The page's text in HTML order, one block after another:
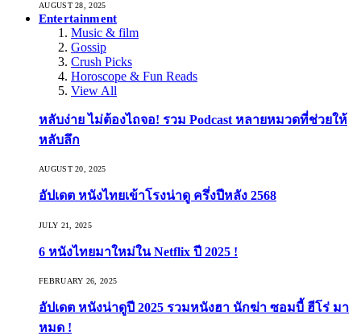
AUGUST 28, 2025
Entertainment
Music & film
Gossip
Crush Picks
Horoscope & Fun Reads
View All
หลับง่าย ไม่ต้องไถจอ! รวม Podcast หลายหมวดที่ช่วยให้
หลับลึก
AUGUST 20, 2025
อัปเดต หนังไทยเข้าโรงน่าดู ครึ่งปีหลัง 2568
JULY 21, 2025
6 หนังไทยมาใหม่ใน Netflix ปี 2025 !
FEBRUARY 26, 2025
อัปเดต หนังน่าดูปี 2025 รวมหนังฮา นักฆ่า ซอมบี้ ฮีโร่ มา
หมด !